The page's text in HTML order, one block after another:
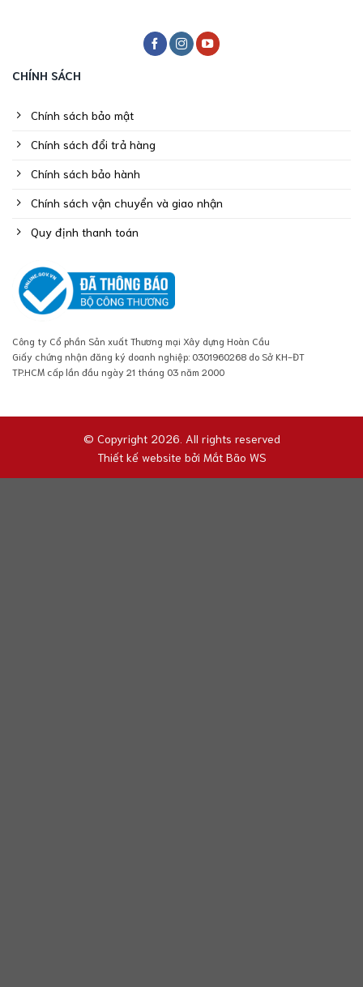
CHÍNH SÁCH
Chính sách bảo mật
Chính sách đổi trả hàng
Chính sách bảo hành
Chính sách vận chuyển và giao nhận
Quy định thanh toán
Công ty Cổ phần Sản xuất Thương mại Xây dựng Hoàn Cầu
Giấy chứng nhận đăng ký doanh nghiệp: 0301960268 do Sở KH-ĐT
TP.HCM cấp lần đầu ngày 21 tháng 03 năm 2000
© Copyright 2026. All rights reserved
Thiết kế website bởi Mắt Bão WS